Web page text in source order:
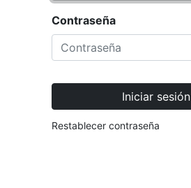
Contraseña
Iniciar sesión
Restablecer contraseña